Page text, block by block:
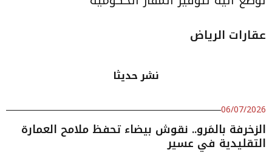
عقارات الرياض
نشر حديثا
06/07/2026
الزخرفة بالمَرو.. نقوش بيضاء تحفظ ملامح العمارة
التقليدية في عسير